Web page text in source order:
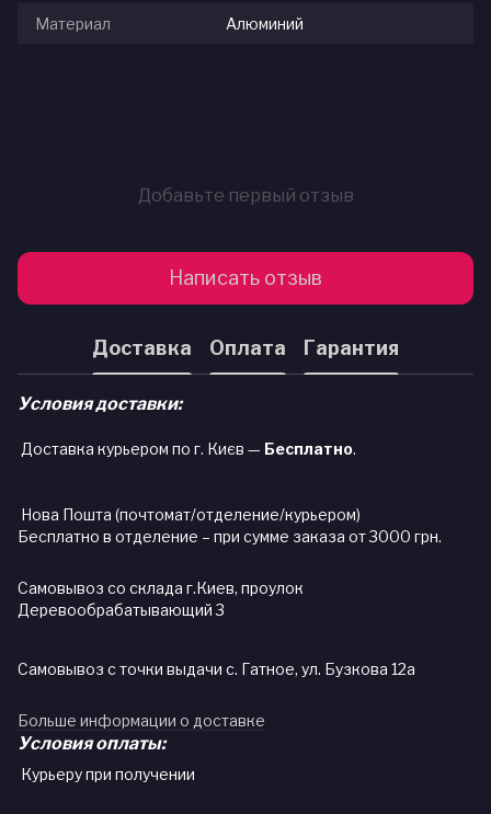
Материал Алюминий
Добавьте первый отзыв
Написать отзыв
Доставка Оплата Гарантия
Условия доставки:
Доставка курьером по г. Києв — Бесплатно.
Нова Пошта (почтомат/отделение/курьером)
Бесплатно в отделение – при сумме заказа от 3000 грн.
Самовывоз со склада г.Киев, проулок
Деревообрабатывающий 3
Самовывоз с точки выдачи с. Гатное, ул. Бузкова 12а
Больше информации о доставке
Условия оплаты:
Курьеру при получении